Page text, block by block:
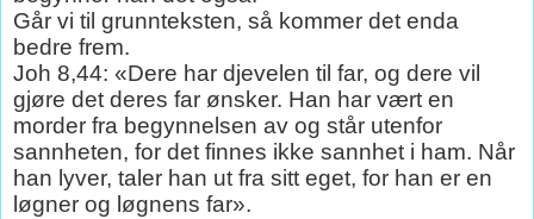
Går vi til grunnteksten, så kommer det enda
bedre frem.
Joh 8,44: «Dere har djevelen til far, og dere vil
gjøre det deres far ønsker. Han har vært en
morder fra begynnelsen av og står utenfor
sannheten, for det finnes ikke sannhet i ham. Når
han lyver, taler han ut fra sitt eget, for han er en
løgner og løgnens far».